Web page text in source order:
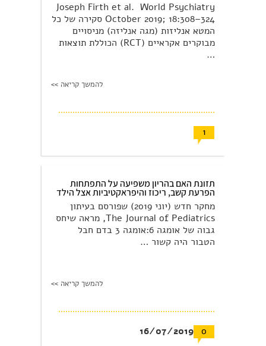
Joseph Firth et al. World Psychiatry
October 2019; 18:308–324 סקירה של כל
המטא אנליזות (מגה אנליזה) מניסויים
מבוקרים אקראיים (RCT) הכוללת תוצאות
…
להמשך קריאה >>
1
תזונת האם בהריון משפיעה על התפתחות
הפרעת קשב, ריכוז והיפראקטיביות אצל הילד
מחקר חדש (יוני 2019) שפורסם בעיתון
The Journal of Pediatrics, מראה שיחס
גבוה של אומגה 6:אומגה 3 בדם חבל
הטבור היה קשור …
להמשך קריאה >>
0
16/07/2019